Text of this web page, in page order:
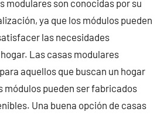
modulares son conocidas por su
ya que los módulos pueden
las necesidades
Las casas modulares
aquellos que buscan un hogar
módulos pueden ser fabricados
Una buena opción de casas